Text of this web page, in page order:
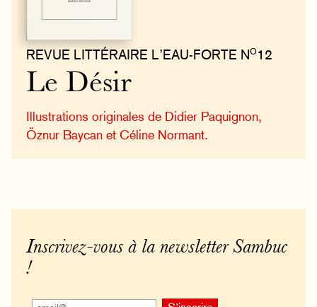
REVUE LITTÉRAIRE L’EAU-FORTE NO12
Le Désir
Illustrations originales de Didier Paquignon,
Öznur Baycan et Céline Normant.
Inscrivez-vous à la newsletter Sambuc
!